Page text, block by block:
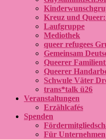
Kreuz und
Laufgruppe
Mediothek
queer refugees
Gemeinsam
Queerer
Queerer
Schwule Väter
trans*talk ü26
Veranstaltungen
Erzählcafés
Spenden
Für Unternehmen